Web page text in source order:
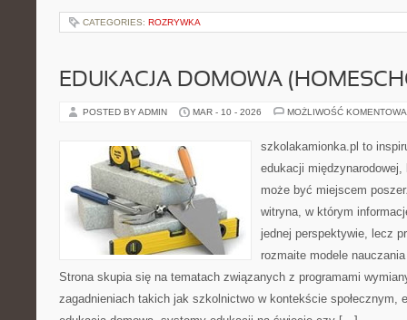
CATEGORIES: ROZRYWKA
EDUKACJA DOMOWA
POSTED BY ADMIN MAR - 10 - 2026 MOŻLIWOŚĆ
szkolakamionka.pl to
edukacji
może być miejscem
witryna, w którym
jednej perspektywie, lecz
rozmaite modele
Strona skupia się na tematach związanych z programami
zagadnieniach takich jak szkolnictwo w kontekście społecznym,